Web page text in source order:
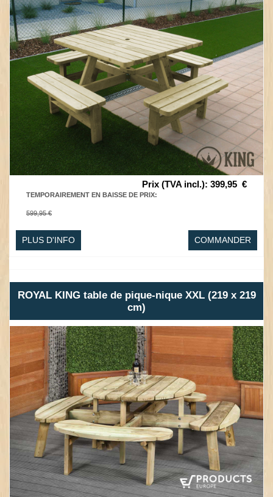
Prix (TVA incl.): 399,95 €
TEMPORAIREMENT EN BAISSE DE PRIX:
599,95 €
PLUS D'INFO COMMANDER
ROYAL KING table de pique-nique XXL (219 x 219
cm)